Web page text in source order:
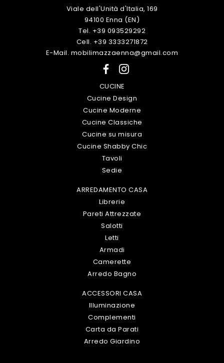
Viale dell'Unità d'Italia, 169
94100 Enna (EN)
Tel. +39 093529292
Cell. +39 3333271872
E-Mail. mobilimazzaenna@gmail.com
CUCINE
Cucine Design
Cucine Moderne
Cucine Classiche
Cucine su misura
Cucine Shabby Chic
Tavoli
Sedie
ARREDAMENTO CASA
Librerie
Pareti Attrezzate
Salotti
Letti
Armadi
Camerette
Arredo Bagno
ACCESSORI CASA
Illuminazione
Complementi
Carta da Parati
Arredo Giardino